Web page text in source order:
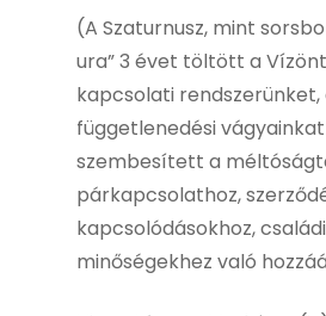
(A Szaturnusz, mint
ura” 3 évet töltött a
kapcsolati rendszerünket,
függetlenedési
szembesített a
párkapcsolathoz,
kapcsolódásokhoz, családi
minőségekhez való